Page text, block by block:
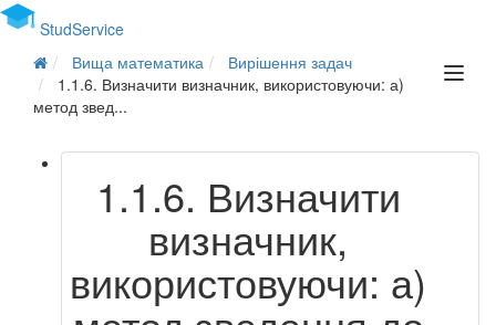
StudService
Вища математика
Вирішення задач
1.1.6. Визначити визначник, використовуючи: а)
метод звед...
1.1.6. Визначити
визначник,
використовуючи: а)